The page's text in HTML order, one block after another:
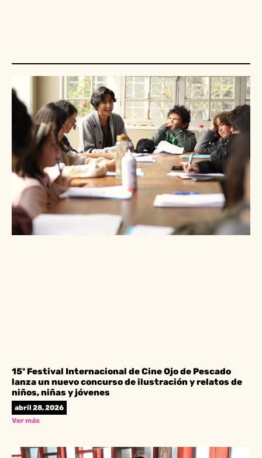
15º Festival Internacional de Cine Ojo de Pescado
lanza un nuevo concurso de ilustración y relatos de
niños, niñas y jóvenes
abril 28, 2026
Ver más